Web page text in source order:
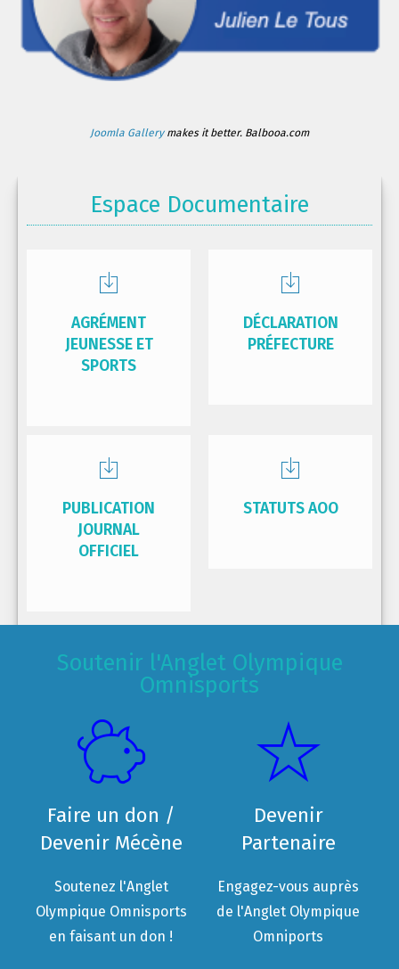
Joomla Gallerymakes it better. Balbooa.com
Espace Documentaire
AGRÉMENT
JEUNESSE ET
SPORTS
DÉCLARATION
PRÉFECTURE
PUBLICATION
JOURNAL
OFFICIEL
STATUTS AOO
Soutenir l'Anglet Olympique
Omnisports
Faire un don /
Devenir Mécène
Soutenez l'Anglet
Olympique Omnisports
en faisant un don !
Devenir
Partenaire
Engagez-vous auprès
de l'Anglet Olympique
Omniports